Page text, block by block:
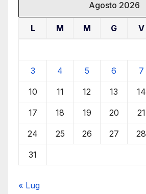
Agosto 2026
L M M G V
3 4 5 6 7
10 11 12 13 14
17 18 19 20 21
24 25 26 27 28
31
« Lug